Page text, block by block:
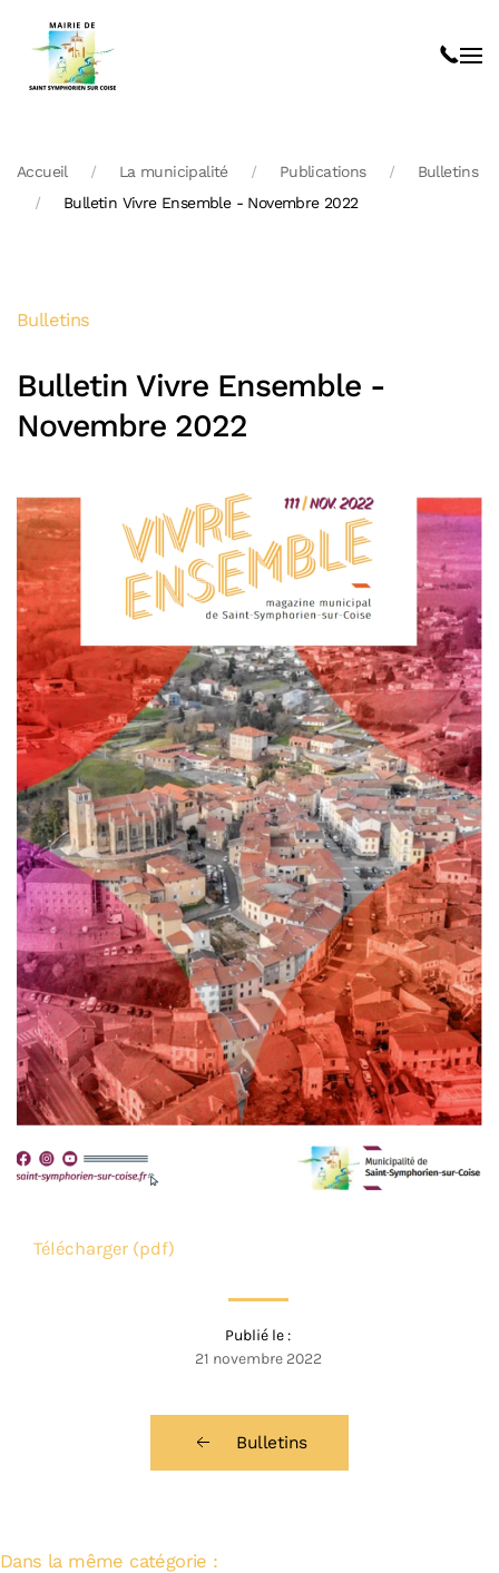
Skip to main content
Accueil La municipalité Publications
Bulletins
Bulletin Vivre Ensemble - Novembre 2022
Bulletins
Bulletin Vivre Ensemble -
Novembre 2022
Télécharger (pdf)
Publié le :
21 novembre 2022
Bulletins
Dans la même catégorie :